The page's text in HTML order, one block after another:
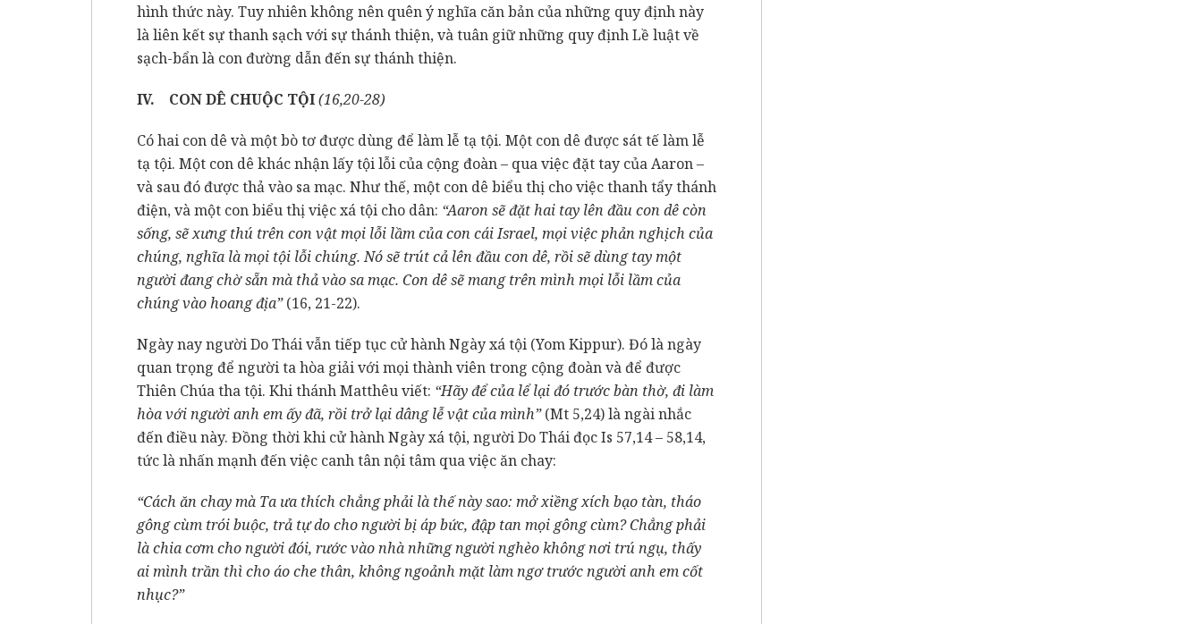
hình thức này. Tuy nhiên không nên quên ý nghĩa căn bản của những quy định này
là liên kết sự thanh sạch với sự thánh thiện, và tuân giữ những quy định Lề luật về
sạch-bẩn là con đường dẫn đến sự thánh thiện.
IV. CON DÊ CHUỘC TỘI(16,20-28)
Có hai con dê và một bò tơ được dùng để làm lễ tạ tội. Một con dê được sát tế làm lễ
tạ tội. Một con dê khác nhận lấy tội lỗi của cộng đoàn – qua việc đặt tay của Aaron –
và sau đó được thả vào sa mạc. Như thế, một con dê biểu thị cho việc thanh tẩy thánh
điện, và một con biểu thị việc xá tội cho dân: “Aaron sẽ đặt hai tay lên đầu con dê còn
sống, sẽ xưng thú trên con vật mọi lỗi lầm của con cái Israel, mọi việc phản nghịch của
chúng, nghĩa là mọi tội lỗi chúng. Nó sẽ trút cả lên đầu con dê, rồi sẽ dùng tay một
người đang chờ sẵn mà thả vào sa mạc. Con dê sẽ mang trên mình mọi lỗi lầm của
chúng vào hoang địa”(16, 21-22).
Ngày nay người Do Thái vẫn tiếp tục cử hành Ngày xá tội (Yom Kippur). Đó là ngày
quan trọng để người ta hòa giải với mọi thành viên trong cộng đoàn và để được
Thiên Chúa tha tội. Khi thánh Matthêu viết: “Hãy để của lể lại đó trước bàn thờ, đi làm
hòa với người anh em ấy đã, rồi trở lại dâng lễ vật của mình”(Mt 5,24) là ngài nhắc
đến điều này. Đồng thời khi cử hành Ngày xá tội, người Do Thái đọc Is 57,14 – 58,14,
tức là nhấn mạnh đến việc canh tân nội tâm qua việc ăn chay:
“Cách ăn chay mà Ta ưa thích chẳng phải là thế này sao: mở xiềng xích bạo tàn, tháo
gông cùm trói buộc, trả tự do cho người bị áp bức, đập tan mọi gông cùm? Chẳng phải
là chia cơm cho người đói, rước vào nhà những người nghèo không nơi trú ngụ, thấy
ai mình trần thì cho áo che thân, không ngoảnh mặt làm ngơ trước người anh em cốt
nhục?”